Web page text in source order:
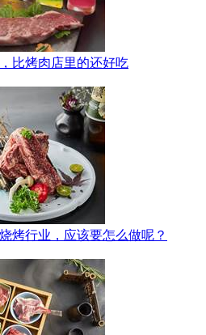
比烤肉店里的还好吃
烤行业，应该要怎么做呢？